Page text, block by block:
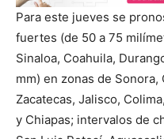
Para este jueves se
fuertes (de 50 a 75
Sinaloa, Coahuila,
mm) en zonas de Sonora,
Zacatecas, Jalisco,
y Chiapas; intervalos de